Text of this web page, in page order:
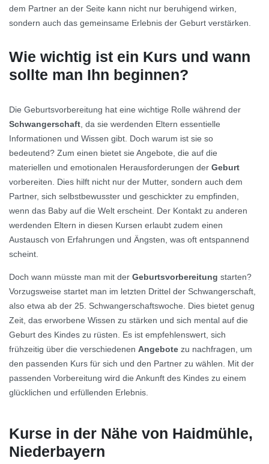
dem Partner an der Seite kann nicht nur beruhigend wirken,
sondern auch das gemeinsame Erlebnis der Geburt verstärken.
Wie wichtig ist ein Kurs und wann
sollte man Ihn beginnen?
Die Geburtsvorbereitung hat eine wichtige Rolle während der
Schwangerschaft, da sie werdenden Eltern essentielle
Informationen und Wissen gibt. Doch warum ist sie so
bedeutend? Zum einen bietet sie Angebote, die auf die
materiellen und emotionalen Herausforderungen der Geburt
vorbereiten. Dies hilft nicht nur der Mutter, sondern auch dem
Partner, sich selbstbewusster und geschickter zu empfinden,
wenn das Baby auf die Welt erscheint. Der Kontakt zu anderen
werdenden Eltern in diesen Kursen erlaubt zudem einen
Austausch von Erfahrungen und Ängsten, was oft entspannend
scheint.
Doch wann müsste man mit der Geburtsvorbereitung starten?
Vorzugsweise startet man im letzten Drittel der Schwangerschaft,
also etwa ab der 25. Schwangerschaftswoche. Dies bietet genug
Zeit, das erworbene Wissen zu stärken und sich mental auf die
Geburt des Kindes zu rüsten. Es ist empfehlenswert, sich
frühzeitig über die verschiedenen Angebote zu nachfragen, um
den passenden Kurs für sich und den Partner zu wählen. Mit der
passenden Vorbereitung wird die Ankunft des Kindes zu einem
glücklichen und erfüllenden Erlebnis.
Kurse in der Nähe von Haidmühle,
Niederbayern